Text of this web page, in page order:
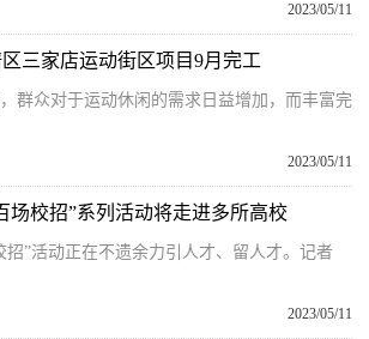
2023/05/11
三家店运动街区项目9月完工
群众对于运动休闲的需求日益增加，而丰富完
2023/05/11
场校招”系列活动将走进多所高校
招”活动正在不遗余力引人才、留人才。记者
2023/05/11